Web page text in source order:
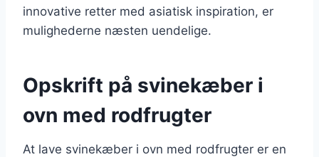
innovative retter med asiatisk inspiration, er
mulighederne næsten uendelige.
Opskrift på svinekæber i
ovn med rodfrugter
At lave svinekæber i ovn med rodfrugter er en